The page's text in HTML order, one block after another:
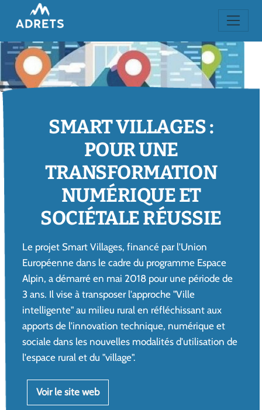
SMART VILLAGES :
POUR UNE
TRANSFORMATION
NUMÉRIQUE ET
SOCIÉTALE RÉUSSIE
Le projet Smart Villages, financé par l'Union
Européenne dans le cadre du programme Espace
Alpin, a démarré en mai 2018 pour une période de
3 ans. Il vise à transposer l'approche "Ville
intelligente" au milieu rural en réfléchissant aux
apports de l'innovation technique, numérique et
sociale dans les nouvelles modalités d'utilisation de
l'espace rural et du "village".
Voir le site web